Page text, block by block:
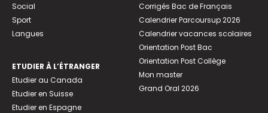
Social
Sport
Langues
ETUDIER À L’ÉTRANGER
Etudier au Canada
Etudier en Suisse
Etudier en Espagne
Corrigés Bac de Français
Calendrier Parcoursup 2026
Calendrier vacances scolaires
Orientation Post Bac
Orientation Post Collège
Mon master
Grand Oral 2026